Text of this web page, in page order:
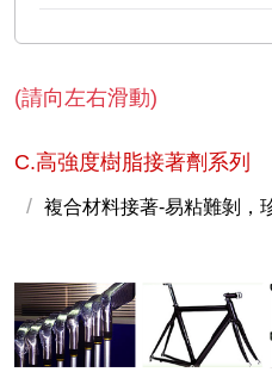
(請向左右滑動)
C.高強度樹脂接著劑系列
複合材料接著-易粘難剝，